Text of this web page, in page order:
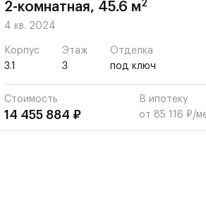
2-комнатная, 45.6 м2
4 кв. 2024
Корпус
3.1
Этаж
3
Отделка
под ключ
Стоимость
14 455 884 ₽
В ипотеку
от 85 116 ₽/